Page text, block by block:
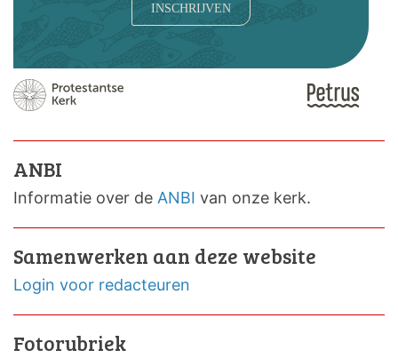
INSCHRIJVEN
ANBI
Informatie over de ANBI van onze kerk.
Samenwerken aan deze website
Login voor redacteuren
Fotorubriek